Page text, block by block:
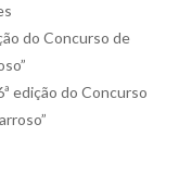
do Concurso de
edição do Concurso